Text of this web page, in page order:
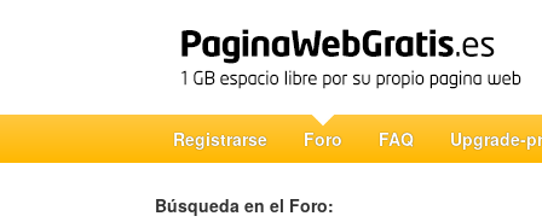
Registrarse Foro FAQ Upgrade-
Búsqueda en el Foro: